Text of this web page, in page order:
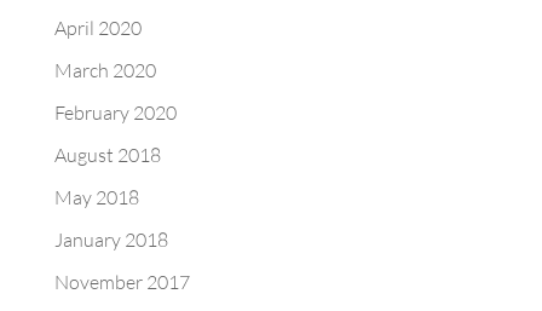
April 2020
March 2020
February 2020
August 2018
May 2018
January 2018
November 2017